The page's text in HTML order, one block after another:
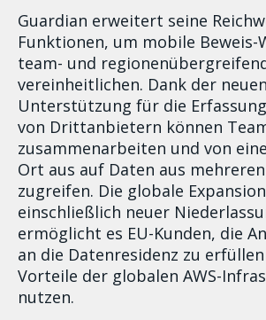
Guardian erweitert seine
Funktionen, um mobile Beweis-
team- und
vereinheitlichen. Dank der neuen
Unterstützung für die
von Drittanbietern können
zusammenarbeiten und von
Ort aus auf Daten aus
zugreifen. Die globale
einschließlich neuer
ermöglicht es EU-Kunden, die
an die Datenresidenz zu
Vorteile der globalen AWS-
nutzen.